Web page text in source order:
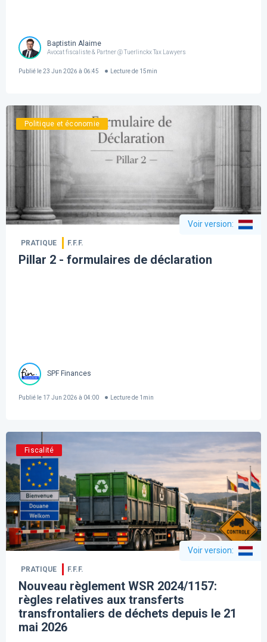
Baptistin Alaime
Avocat fiscaliste & Partner @ Tuerlinckx Tax Lawyers
Publié le23 Jun 2026 à 06:45 Lecture de 15min
Politique et économie
Voir version:
PRATIQUE F.F.F.
Pillar 2 - formulaires de déclaration
SPF Finances
Publié le 17 Jun 2026 à 04:00 Lecture de 1 min
Fiscalité
Voir version:
PRATIQUE F.F.F.
Nouveau règlement WSR 2024/1157:
règles relatives aux transferts
transfrontaliers de déchets depuis le 21
mai 2026